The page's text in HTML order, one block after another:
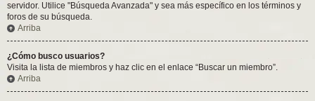
servidor. Utilice "Búsqueda Avanzada" y sea más específico en los términos y
foros de su búsqueda.
Arriba
¿Cómo busco usuarios?
Visita la lista de miembros y haz clic en el enlace “Buscar un miembro”.
Arriba